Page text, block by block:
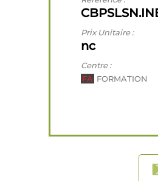
Prix Unitaire :
nc
Centre :
FA FORMATION